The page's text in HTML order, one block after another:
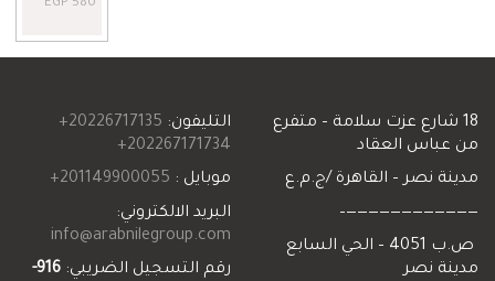
EGP 580
التليفون:20226717135+
202267171734+
موبايل :201149900055+
البريد الالكتروني:
info@arabnilegroup.com
رقم التسجيل الضريبي:
916-
شارع عزت سلامة – متفرع
العقاد
نصر – القاهرة /ج.م.ع
ص.ب 4051 – الحي السابع
نصر